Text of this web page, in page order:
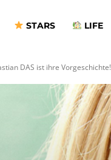
STARS LIFE
DAS ist ihre Vorgeschichte!